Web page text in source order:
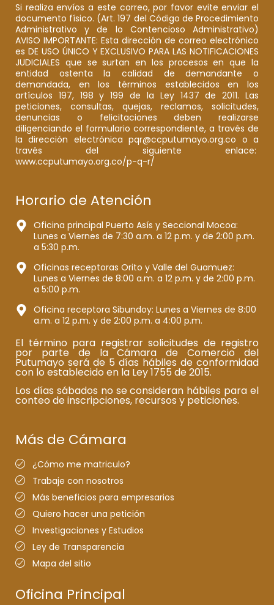
Si realiza envíos a este correo, por favor evite enviar el
documento físico. (Art. 197 del Código de Procedimiento
Administrativo y de lo Contencioso Administrativo)
AVISO IMPORTANTE: Esta dirección de correo electrónico
es DE USO ÚNICO Y EXCLUSIVO PARA LAS NOTIFICACIONES
JUDICIALES que se surtan en los procesos en que la
entidad ostenta la calidad de demandante o
demandada, en los términos establecidos en los
artículos 197, 198 y 199 de la Ley 1437 de 2011. Las
peticiones, consultas, quejas, reclamos, solicitudes,
denuncias o felicitaciones deben realizarse
diligenciando el formulario correspondiente, a través de
la dirección electrónica pqr@ccputumayo.org.co o a
través del siguiente enlace:
www.ccputumayo.org.co/p-q-r/
Horario de Atención
Oficina principal Puerto Asís y Seccional Mocoa:
Lunes a Viernes de 7:30 a.m. a 12 p.m. y de 2:00 p.m.
a 5:30 p.m.
Oficinas receptoras Orito y Valle del Guamuez:
Lunes a Viernes de 8:00 a.m. a 12 p.m. y de 2:00 p.m.
a 5:00 p.m.
Oficina receptora Sibundoy: Lunes a Viernes de 8:00
a.m. a 12 p.m. y de 2:00 p.m. a 4:00 p.m.
El término para registrar solicitudes de registro
por parte de la Cámara de Comercio del
Putumayo será de 5 días hábiles de conformidad
con lo establecido en la Ley 1755 de 2015.
Los días sábados no se consideran hábiles para el
conteo de inscripciones, recursos y peticiones.
Más de Cámara
¿Cómo me matriculo?
Trabaje con nosotros
Más beneficios para empresarios
Quiero hacer una petición
Investigaciones y Estudios
Ley de Transparencia
Mapa del sitio
Oficina Principal